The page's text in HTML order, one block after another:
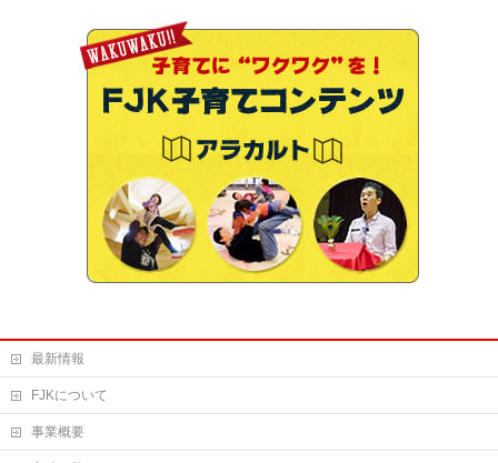
最新情報
FJKについて
事業概要